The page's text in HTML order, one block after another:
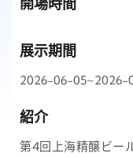
展示期間
2026-06-05~2026-
紹介
第4回上海精醸ビー